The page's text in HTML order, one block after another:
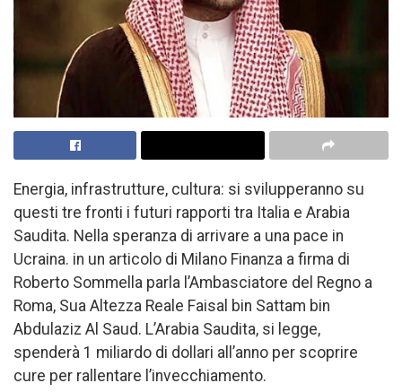
Energia, infrastrutture, cultura: si svilupperanno su
questi tre fronti i futuri rapporti tra Italia e Arabia
Saudita. Nella speranza di arrivare a una pace in
Ucraina. in un articolo di Milano Finanza a firma di
Roberto Sommella parla l’Ambasciatore del Regno a
Roma, Sua Altezza Reale Faisal bin Sattam bin
Abdulaziz Al Saud. L’Arabia Saudita, si legge,
spenderà 1 miliardo di dollari all’anno per scoprire
cure per rallentare l’invecchiamento.